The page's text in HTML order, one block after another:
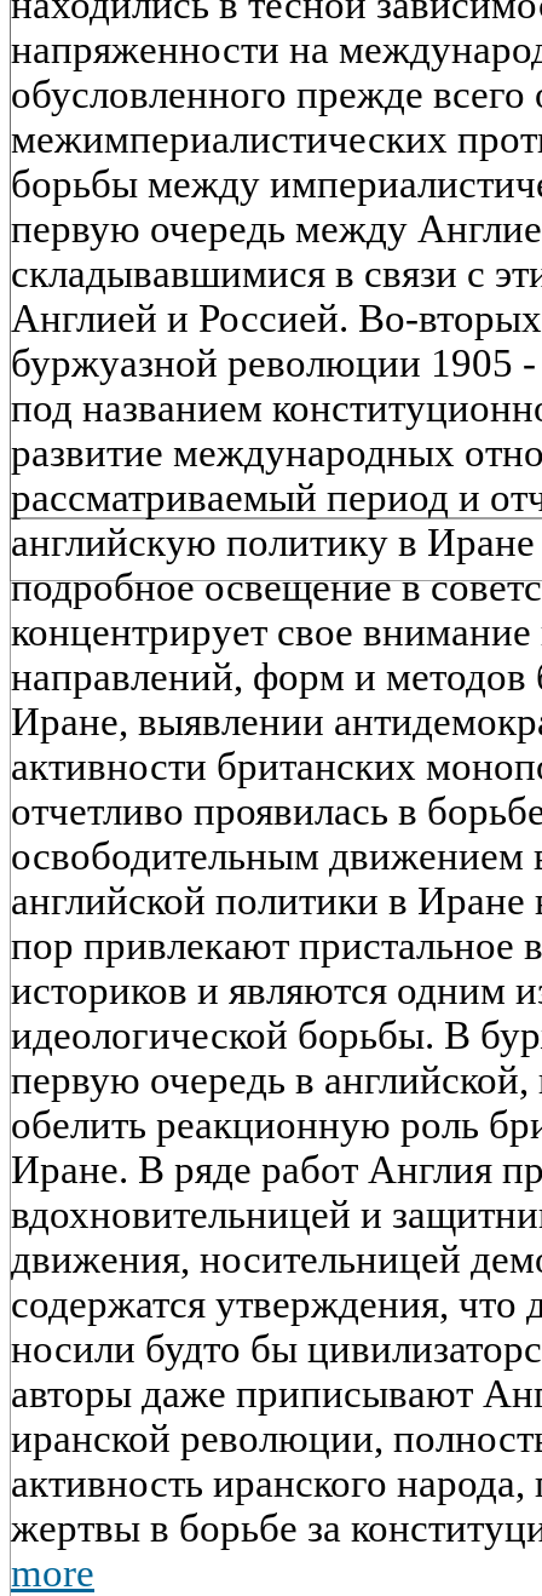
напряженности на
обусловленного прежде
межимпериалистических
борьбы между
первую очередь между
складывавшимися в связи с
Англией и Россией. Во-
буржуазной революции 1905 -
под названием
развитие международных
рассматриваемый период и
английскую политику в
подробное освещение в
концентрирует свое
направлений, форм и методов
Иране, выявлении
активности британских
отчетливо проявилась в
освободительным движением
английской политики в Иране
пор привлекают пристальное
историков и являются одним
идеологической борьбы. В
первую очередь в
обелить реакционную роль
Иране. В ряде работ Англия
вдохновительницей и
движения, носительницей
содержатся утверждения,
носили будто бы
авторы даже приписывают
иранской революции,
активность иранского
жертвы в борьбе за
more